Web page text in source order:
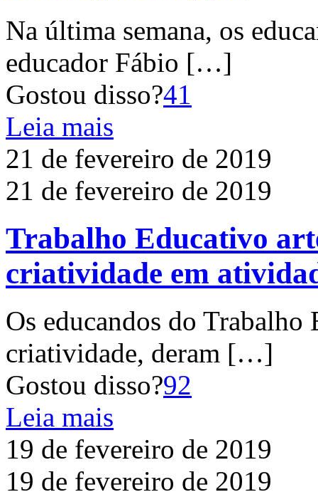
Na última semana, os
educador Fábio […]
Gostou disso?41
Leia mais
21 de fevereiro de 2019
21 de fevereiro de 2019
Trabalho Educativo
criatividade em
Os educandos do
criatividade, deram […]
Gostou disso?92
Leia mais
19 de fevereiro de 2019
19 de fevereiro de 2019